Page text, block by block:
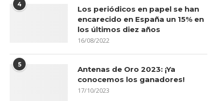
4
Los periódicos en papel se han
encarecido en España un 15% en
los últimos diez años
16/08/2022
5
Antenas de Oro 2023: ¡Ya
conocemos los ganadores!
17/10/2023